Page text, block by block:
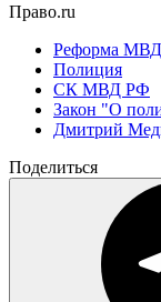
Право.ru
Реформа МВД
Полиция
СК МВД РФ
Закон "О
Дмитрий
Поделиться